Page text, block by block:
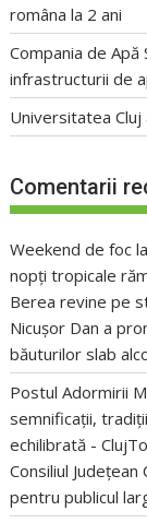
româna la 2 ani
Compania de
infrastructurii de
Universitatea Cluj
Comentarii
Weekend de foc
nopți tropicale
Berea revine pe
Nicușor Dan a
băuturilor slab
Postul Adormirii
semnificații,
echilibrată -
Consiliul
pentru publicul